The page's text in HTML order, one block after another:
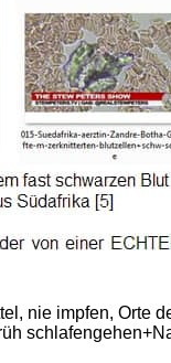
nie impfen, Orte